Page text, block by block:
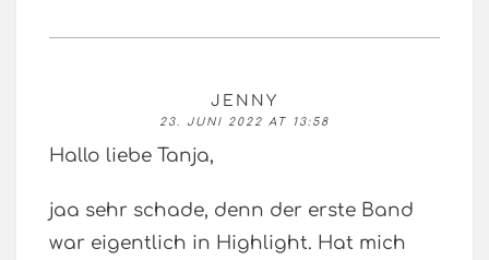
JENNY
23. JUNI 2022 AT 13:58
Hallo liebe Tanja,
jaa sehr schade, denn der erste Band
war eigentlich in Highlight. Hat mich